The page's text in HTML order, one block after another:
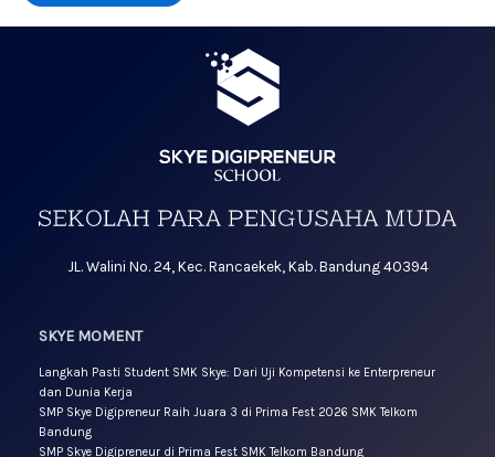
JL. Walini No. 24, Kec. Rancaekek, Kab. Bandung 40394
SKYE MOMENT
Langkah Pasti Student SMK Skye: Dari Uji Kompetensi ke Enterpreneur
dan Dunia Kerja
SMP Skye Digipreneur Raih Juara 3 di Prima Fest 2026 SMK Telkom
Bandung
SMP Skye Digipreneur di Prima Fest SMK Telkom Bandung